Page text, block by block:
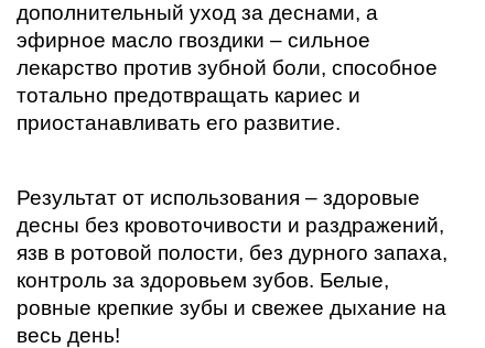
дополнительный уход за деснами, а
эфирное масло гвоздики – сильное
лекарство против зубной боли, способное
тотально предотвращать кариес и
приостанавливать его развитие.
Результат от использования – здоровые
десны без кровоточивости и раздражений,
язв в ротовой полости, без дурного запаха,
контроль за здоровьем зубов. Белые,
ровные крепкие зубы и свежее дыхание на
весь день!